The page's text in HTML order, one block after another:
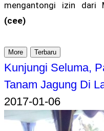
mengantongi izin dari
(cee)
More Terbaru
Kunjungi Seluma,
Tanam Jagung Di
2017-01-06